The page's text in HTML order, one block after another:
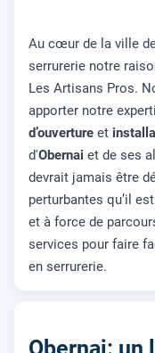
Au cœur de la ville
serrurerie notre
Les Artisans Pros.
apporter notre
d’ouverture et
d'Obernai et de ses
devrait jamais être
perturbantes qu’il
et à force de
services pour faire
en serrurerie.